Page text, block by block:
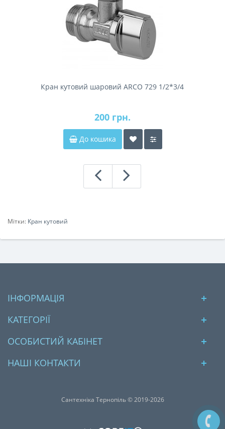
Кран кутовий шаровий ARCO 729 1/2*3/4
200 грн.
До кошика
Мітки: Кран кутовий
ІНФОРМАЦІЯ
КАТЕГОРІЇ
ОСОБИСТИЙ КАБІНЕТ
НАШІ КОНТАКТИ
Сантехніка Тернопіль © 2019-2026